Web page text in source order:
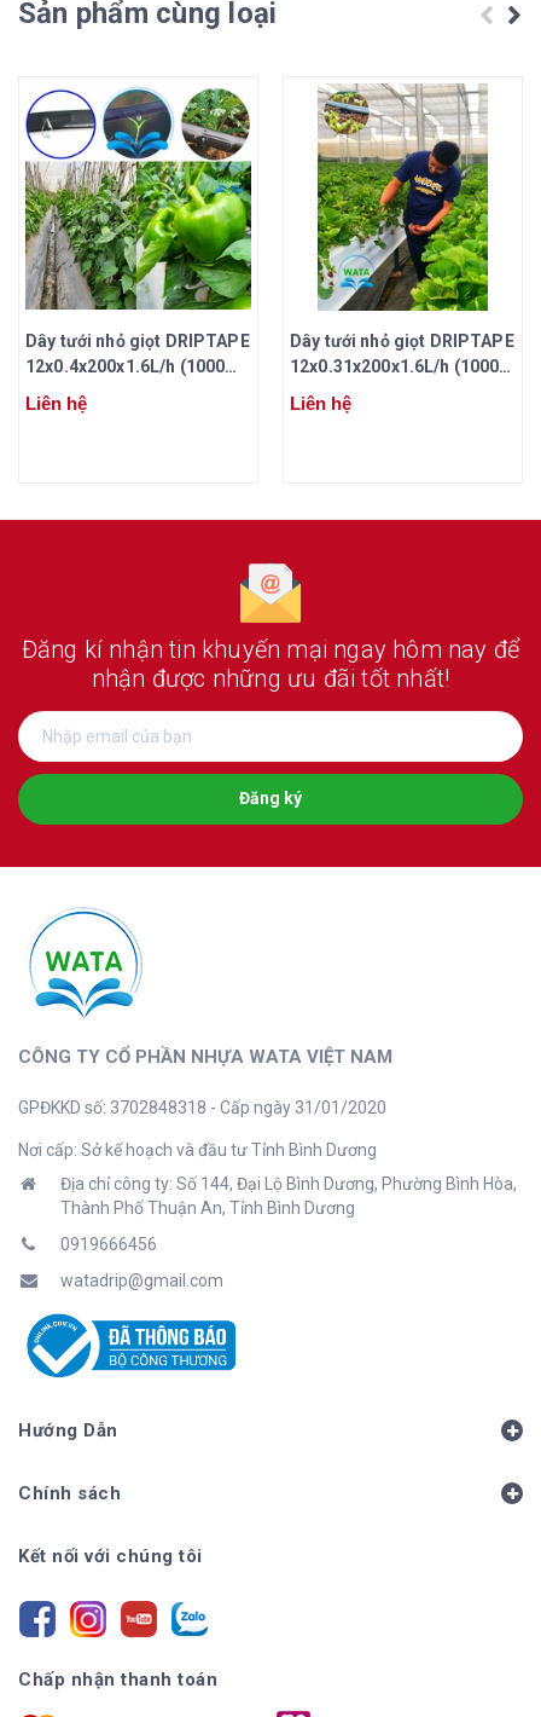
Sản phẩm cùng loại
Dây tưới nhỏ giọt DRIPTAPE
12x0.4x200x1.6L/h (1000
mét/cuộn)
Liên hệ
Dây tưới nhỏ giọt DRIPTAPE
12x0.31x200x1.6L/h (1000
mét/cuộn)
Liên hệ
Đăng kí nhận tin khuyến mại ngay hôm nay để
nhận được những ưu đãi tốt nhất!
Đăng ký
CÔNG TY CỔ PHẦN NHỰA WATA VIỆT NAM
GPĐKKD số: 3702848318 - Cấp ngày 31/01/2020
Nơi cấp: Sở kế hoạch và đầu tư Tỉnh Bình Dương
Địa chỉ công ty: Số 144, Đại Lộ Bình Dương, Phường Bình Hòa,
Thành Phố Thuận An, Tỉnh Bình Dương
0919666456
watadrip@gmail.com
Hướng Dẫn
Chính sách
Kết nối với chúng tôi
Chấp nhận thanh toán